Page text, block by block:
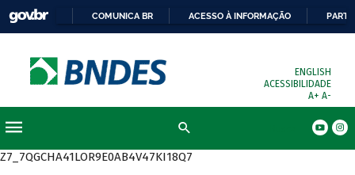
COMUNICA BR ACESSO À INFORMAÇÃO
ENGLISH
ACESSIBILIDADE
A+ A-
Z7_7QGCHA41LOR9E0AB4V47KI18Q7